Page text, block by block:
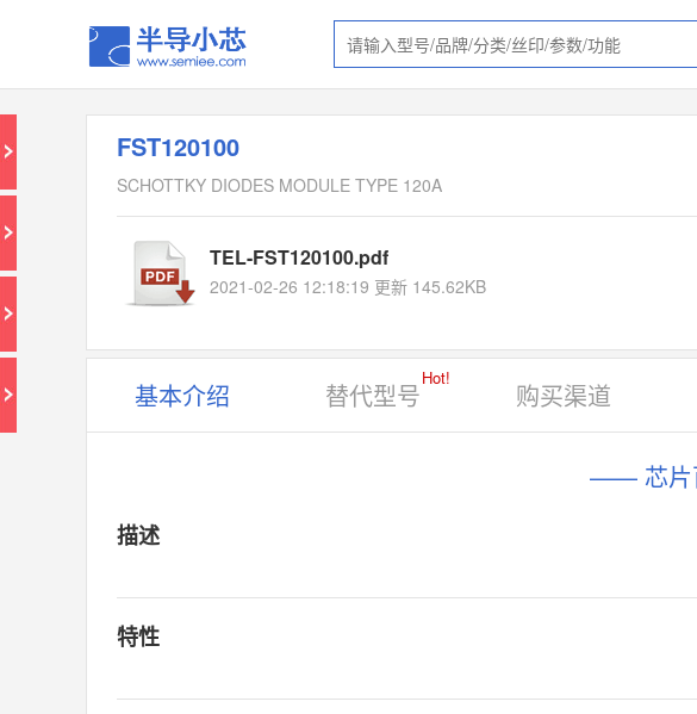
FST120100
SCHOTTKY DIODES MODULE TYPE 120A
TEL-FST120100.pdf
2021-02-26 12:18:19 更新 145.62KB
基本介绍 替代型号
Hot!
购买渠道
—— 芯
描述
特性